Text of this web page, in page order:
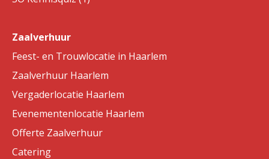
Zaalverhuur
Feest- en Trouwlocatie in Haarlem
Zaalverhuur Haarlem
Vergaderlocatie Haarlem
Evenementenlocatie Haarlem
Offerte Zaalverhuur
Catering